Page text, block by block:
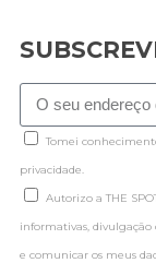
Tomei
privacidade.
Autorizo a THE
informativas, divulgação
e comunicar os meus